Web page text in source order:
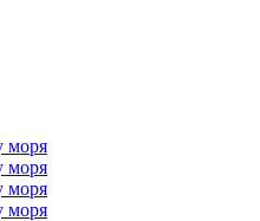
моря
моря
моря
моря